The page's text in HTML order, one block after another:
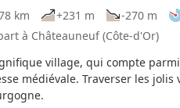
km
+231 m -270 m
à Châteauneuf (Côte-d'Or)
village, qui compte
médiévale. Traverser les